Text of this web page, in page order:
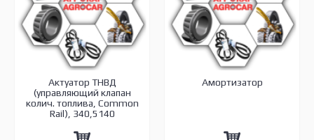
Актуатор ТНВД
(управляющий клапан
колич. топлива, Common
Rail), 340,5140
Амортизатор